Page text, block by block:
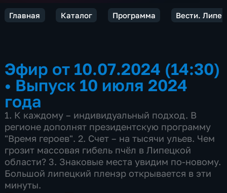
Главная Каталог Программа Вести.
Эфир от 10.07.2024 (14:30)
• Выпуск 10 июля 2024
года
1. К каждому – индивидуальный подход. В
регионе дополнят президентскую программу
"Время героев". 2. Счет – на тысячи ульев. Чем
грозит массовая гибель пчёл в Липецкой
области? 3. Знаковые места увидим по-новому.
Большой липецкий пленэр открывается в эти
минуты.